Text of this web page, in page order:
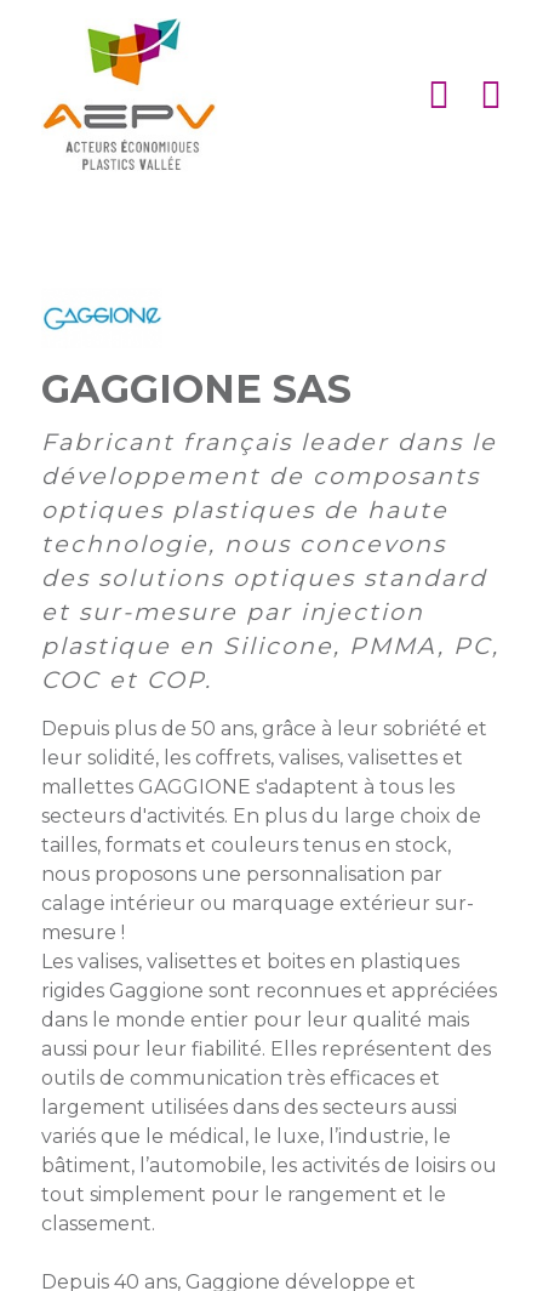
ACCUEIL
ASSOCIATION
Matinales
afterworks
Visites
d’entreprise
Ateliers
Club
de
intermédiaires
AEPV
féminin
Defi
sportif
inter-
entreprises
de
l’industrie
Congrès
salons
membre
Liste
des
membres
des
membres
de
l’adhérent
Industrie
Bâtiment
Services
PARTENARIATS
Partenaires
institutionnels
Dispositifs
Offres
privilèges
Proposer
une
offre
privilège
EMPLOI
ACTUALITÉS
DE
L’AEPV
CONTACT
GAGGIONE SAS
Fabricant français leader dans le
développement de composants
optiques plastiques de haute
technologie, nous concevons
des solutions optiques standard
et sur-mesure par injection
plastique en Silicone, PMMA, PC,
COC et COP.
Depuis plus de 50 ans, grâce à leur sobriété et
leur solidité, les coffrets, valises, valisettes et
mallettes GAGGIONE s'adaptent à tous les
secteurs d'activités. En plus du large choix de
tailles, formats et couleurs tenus en stock,
nous proposons une personnalisation par
calage intérieur ou marquage extérieur sur-
mesure !
Les valises, valisettes et boites en plastiques
rigides Gaggione sont reconnues et appréciées
dans le monde entier pour leur qualité mais
aussi pour leur fiabilité. Elles représentent des
outils de communication très efficaces et
largement utilisées dans des secteurs aussi
variés que le médical, le luxe, l’industrie, le
bâtiment, l’automobile, les activités de loisirs ou
tout simplement pour le rangement et le
classement.
Depuis 40 ans, Gaggione développe et
Cookies management panel